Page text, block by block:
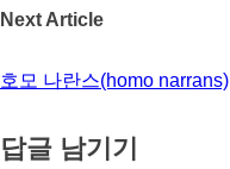
Next Article
호모 나란스(homo narrans)
답글 남기기